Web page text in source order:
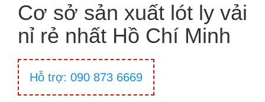
Cơ sở sản xuất lót ly vải
nỉ rẻ nhất Hồ Chí Minh
Hỗ trợ: 090 873 6669